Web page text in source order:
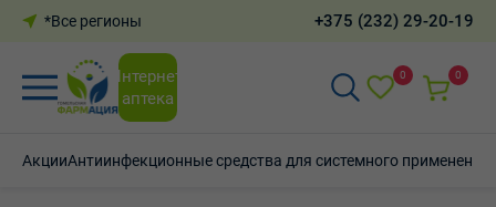
*Все регионы +375 (232) 29-20-19
Интернет-
аптека
0 0
АкцииАнтиинфекционные средства для системного применения